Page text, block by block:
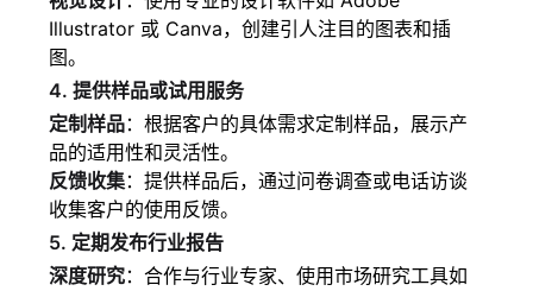
Illustrator 或 Canva，创建引人注目的图表和插
图。
4. 提供样品或试用服务
定制样品：根据客户的具体需求定制样品，展示产
品的适用性和灵活性。
反馈收集：提供样品后，通过问卷调查或电话访谈
收集客户的使用反馈。
5. 定期发布行业报告
深度研究：合作与行业专家、使用市场研究工具如